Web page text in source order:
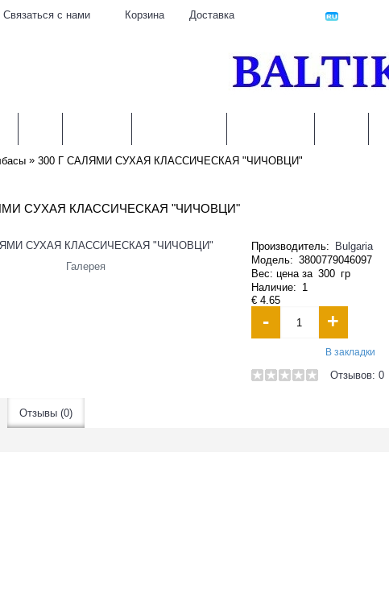
Связаться с нами Корзина Доставка
» 300 Г САЛЯМИ СУХАЯ КЛАССИЧЕСКАЯ "ЧИЧОВЦИ"
СУХАЯ КЛАССИЧЕСКАЯ "ЧИЧОВЦИ"
Галерея
Производитель:
Bulgaria
Модель: 3800779046097
Вес: цена за 300 гр
Наличие: 1
€ 4.65
- +
В закладки
Отзывов: 0
Отзывы (0)